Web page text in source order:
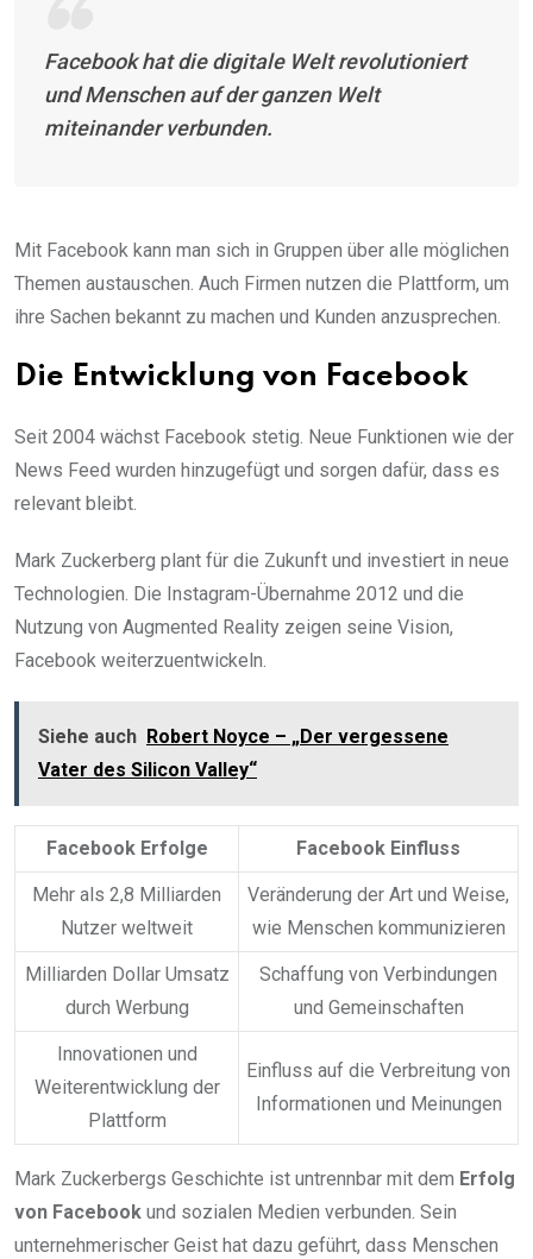
Facebook hat die digitale Welt revolutioniert
und Menschen auf der ganzen Welt
miteinander verbunden.
Mit Facebook kann man sich in Gruppen über alle möglichen
Themen austauschen. Auch Firmen nutzen die Plattform, um
ihre Sachen bekannt zu machen und Kunden anzusprechen.
Die Entwicklung von Facebook
Seit 2004 wächst Facebook stetig. Neue Funktionen wie der
News Feed wurden hinzugefügt und sorgen dafür, dass es
relevant bleibt.
Mark Zuckerberg plant für die Zukunft und investiert in neue
Technologien. Die Instagram-Übernahme 2012 und die
Nutzung von Augmented Reality zeigen seine Vision,
Facebook weiterzuentwickeln.
Siehe auch Robert Noyce – „Der vergessene
Vater des Silicon Valley“
Facebook Erfolge Facebook Einfluss
Mehr als 2,8 Milliarden
Nutzer weltweit
Veränderung der Art und Weise,
wie Menschen kommunizieren
Milliarden Dollar Umsatz
durch Werbung
Schaffung von Verbindungen
und Gemeinschaften
Innovationen und
Weiterentwicklung der
Plattform
Einfluss auf die Verbreitung von
Informationen und Meinungen
Mark Zuckerbergs Geschichte ist untrennbar mit dem Erfolg
von Facebook und sozialen Medien verbunden. Sein
unternehmerischer Geist hat dazu geführt, dass Menschen